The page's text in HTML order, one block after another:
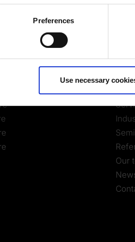
your geographical location which
actively scanning it for specific
personal data is processed and set
Disclaimer of liability
Preferences
Use necessary
Our